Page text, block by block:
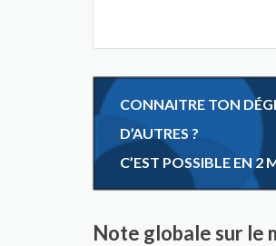
CONNAITRE TON
D’AUTRES ?
C’EST POSSIBLE EN 2
Note globale sur le